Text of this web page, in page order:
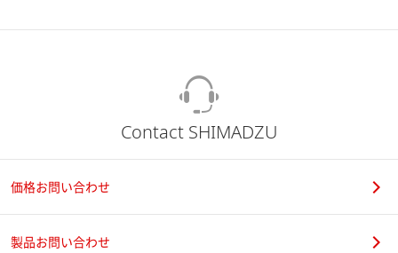
Contact SHIMADZU
価格お問い合わせ
製品お問い合わせ